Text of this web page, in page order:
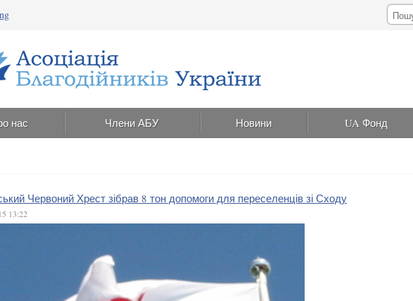
нас Члени АБУ Новини UA Фонд
Червоний Хрест зібрав 8 тон допомоги для переселенців зі Сходу
13:22